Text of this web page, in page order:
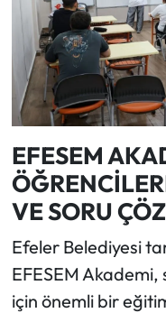
EFESEM
VE SORU
Efeler Belediyesi
EFESEM Akademi,
için önemli bir